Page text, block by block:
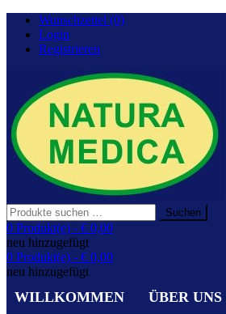
Zurück
zum
Inhalt
Wunschzettel (0)
Login
Registrieren
NATURA MEDICA
Gesundheit aus der Natur.
Suchen
nach:
Suchen
0 Produkt(e) - € 0,00
neu hinzugefügt
0 Produkt(e) - € 0,00
neu hinzugefügt
WILLKOMMEN ÜBER UNS